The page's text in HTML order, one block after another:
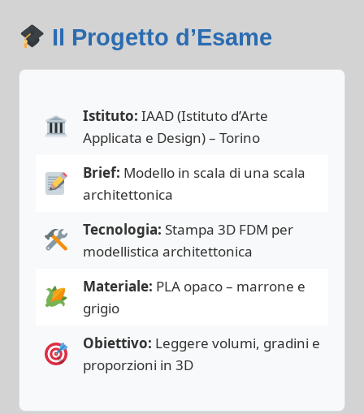
Il Progetto d’Esame
Istituto: IAAD (Istituto d’Arte
Applicata e Design) – Torino
Brief: Modello in scala di una scala
architettonica
Tecnologia: Stampa 3D FDM per
modellistica architettonica
Materiale: PLA opaco – marrone e
grigio
Obiettivo: Leggere volumi, gradini e
proporzioni in 3D